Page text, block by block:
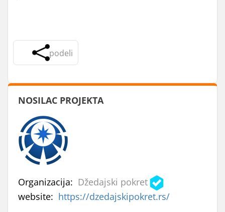
podeli
NOSILAC PROJEKTA
Organizacija: Džedajski pokret
website: https://dzedajskipokret.rs/